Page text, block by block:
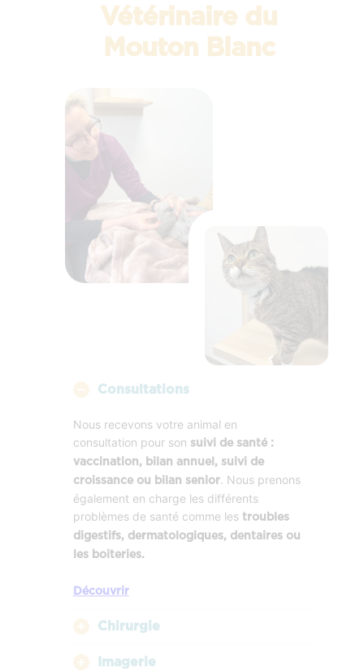
Vétérinaire du
Mouton Blanc
Consultations
Nous recevons votre animal en
consultation pour son suivi de santé :
vaccination, bilan annuel, suivi de
croissance ou bilan senior. Nous prenons
également en charge les différents
problèmes de santé comme les troubles
digestifs, dermatologiques, dentaires ou
les boiteries.
Découvrir
Chirurgie
Imagerie